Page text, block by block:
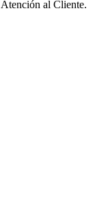
Atención al Cliente.